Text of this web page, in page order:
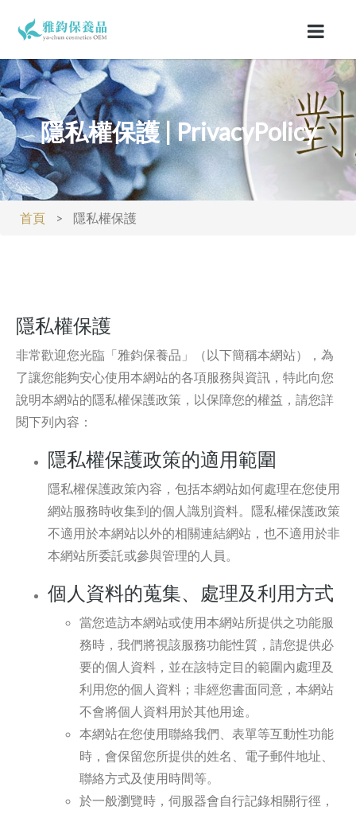
隱私權保護 | PrivacyPolicy
首頁 > 隱私權保護
隱私權保護
非常歡迎您光臨「雅鈞保養品」（以下簡稱本網站），為
了讓您能夠安心使用本網站的各項服務與資訊，特此向您
說明本網站的隱私權保護政策，以保障您的權益，請您詳
閱下列內容：
隱私權保護政策的適用範圍
隱私權保護政策內容，包括本網站如何處理在您使用
網站服務時收集到的個人識別資料。隱私權保護政策
不適用於本網站以外的相關連結網站，也不適用於非
本網站所委託或參與管理的人員。
個人資料的蒐集、處理及利用方式
當您造訪本網站或使用本網站所提供之功能服
務時，我們將視該服務功能性質，請您提供必
要的個人資料，並在該特定目的範圍內處理及
利用您的個人資料；非經您書面同意，本網站
不會將個人資料用於其他用途。
本網站在您使用聯絡我們、表單等互動性功能
時，會保留您所提供的姓名、電子郵件地址、
聯絡方式及使用時間等。
於一般瀏覽時，伺服器會自行記錄相關行徑，